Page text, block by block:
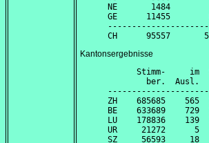
NE       1484
GE      11455
Kantonsergebnisse
Stimm-     im
ber.  Ausl.
ZH    685685    565
BE    633689    729
LU    178836    139
UR     21272      5
SZ     56593     18